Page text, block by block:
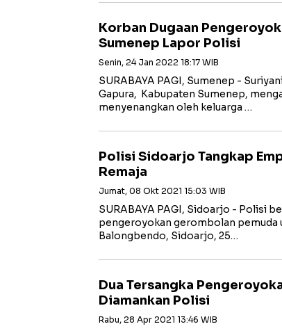
Korban Dugaan
Sumenep Lapor Polisi
Senin, 24 Jan 2022 18:17 WIB
SURABAYA PAGI, Sumenep -
Gapura, Kabupaten Sumenep,
menyenangkan oleh keluarga …
Polisi Sidoarjo Tangkap
Remaja
Jumat, 08 Okt 2021 15:03 WIB
SURABAYA PAGI, Sidoarjo - Polisi
pengeroyokan gerombolan pemuda
Balongbendo, Sidoarjo, 25…
Dua Tersangka
Diamankan Polisi
Rabu, 28 Apr 2021 13:46 WIB